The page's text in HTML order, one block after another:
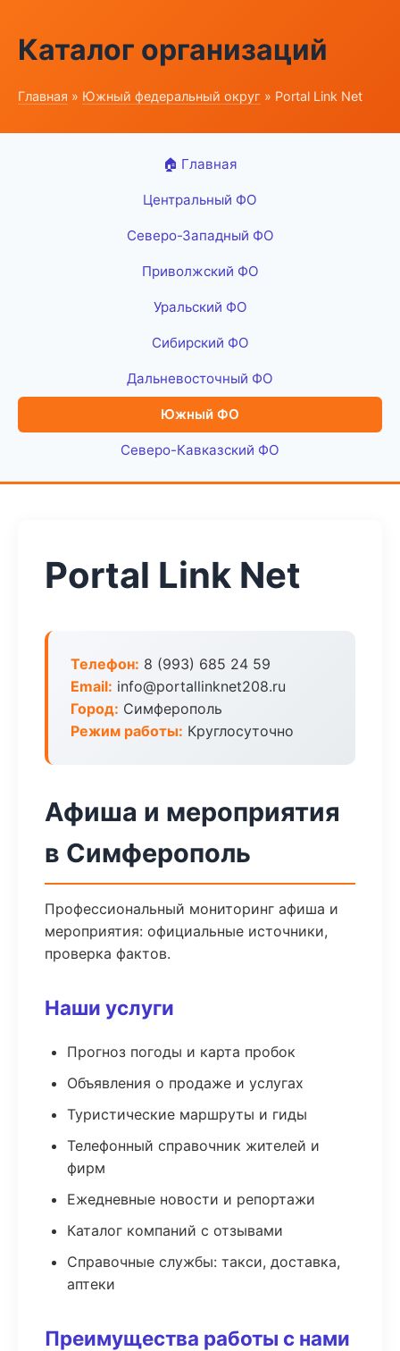
Каталог организаций
Главная » Южный федеральный округ » Portal Link Net
🏠 Главная
Центральный ФО
Северо-Западный ФО
Приволжский ФО
Уральский ФО
Сибирский ФО
Дальневосточный ФО
Южный ФО
Северо-Кавказский ФО
Portal Link Net
Телефон: 8 (993) 685 24 59
Email: info@portallinknet208.ru
Город: Симферополь
Режим работы: Круглосуточно
Афиша и мероприятия
в Симферополь
Профессиональный мониторинг афиша и
мероприятия: официальные источники,
проверка фактов.
Наши услуги
Прогноз погоды и карта пробок
Объявления о продаже и услугах
Туристические маршруты и гиды
Телефонный справочник жителей и
фирм
Ежедневные новости и репортажи
Каталог компаний с отзывами
Справочные службы: такси, доставка,
аптеки
Преимущества работы с нами